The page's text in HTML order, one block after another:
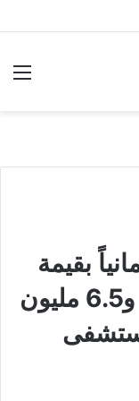
بقيمة
300 مليون جنيه مصري و6.5 مليون